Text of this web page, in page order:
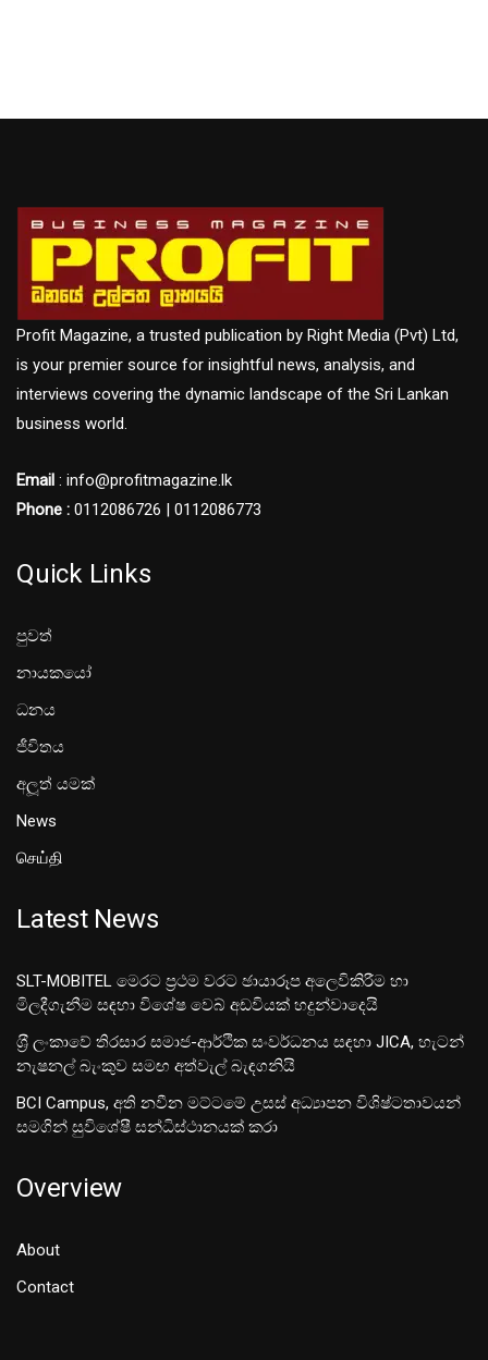
Profit Magazine, a trusted publication by Right Media (Pvt) Ltd,
is your premier source for insightful news, analysis, and
interviews covering the dynamic landscape of the Sri Lankan
business world.
Email : info@profitmagazine.lk
Phone : 0112086726 | 0112086773
Quick Links
පුවත්
නායකයෝ
ධනය
ජීවිතය
අලූත් යමක්
News
செய்தி
Latest News
SLT-MOBITEL මෙරට ප්‍රථම වරට ඡායාරූප අලෙවිකිරීම හා
මිලදීගැනීම සඳහා විශේෂ වෙබ් අඩවියක් හදුන්වාදෙයි
ශ‍්‍රී ලංකාවේ තිරසාර සමාජ-ආර්ථික සංවර්ධනය සඳහා JICA, හැටන්
නැෂනල් බැංකුව සමඟ අත්වැල් බැඳගනියි
BCI Campus, අති නවීන මට්ටමේ උසස් අධ්‍යාපන විශිෂ්ටතාවයන්
සමගින් සුවිශේෂී සන්ධිස්ථානයක් කරා
Overview
About
Contact